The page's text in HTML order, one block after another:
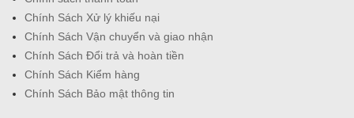
Chính Sách Xử lý khiếu nại
Chính Sách Vận chuyển và giao nhận
Chính Sách Đổi trả và hoàn tiền
Chính Sách Kiểm hàng
Chính Sách Bảo mật thông tin